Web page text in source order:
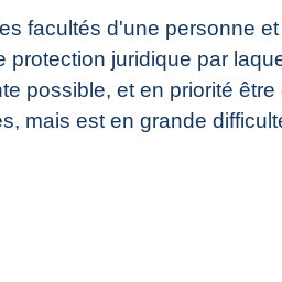
facultés d'une personne
juridique par
possible, et en priorité
mais est en grande